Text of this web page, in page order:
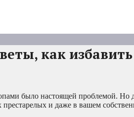
как
было настоящей проблемой. Но
и даже в вашем